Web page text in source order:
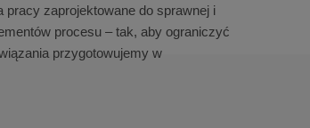
pracy zaprojektowane do sprawnej i
procesu – tak, aby ograniczyć
przygotowujemy w